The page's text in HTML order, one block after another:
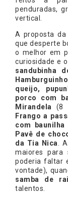
penduradas,
vertical.
A proposta
que desperte
o melhor em
curiosidade e
sandubinha
queijo,
porco com
Mirandela (8
Frango a
com
Pavê de
da Tia Nica.
maiores para
poderia faltar
vontade),
samba de
talentos.